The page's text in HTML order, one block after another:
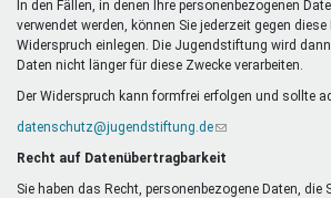
In den Fällen, in denen Ihre personenbezogenen
verwendet werden, können Sie jederzeit gegen
Widerspruch einlegen. Die Jugendstiftung wird
Daten nicht länger für diese Zwecke verarbeiten.
Der Widerspruch kann formfrei erfolgen und sollte
datenschutz@jugendstiftung.de(Link
E-
Mail)
Recht auf Datenübertragbarkeit
Sie haben das Recht, personenbezogene Daten, die